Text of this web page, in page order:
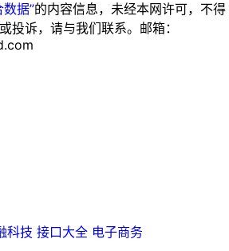
数据”的内容信息，未经本网许可，不得
投诉，请与我们联系。邮箱：
科技 接口大全 电子商务